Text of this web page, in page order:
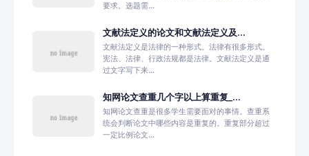
要求。选题需...
文献法定义的论文和文献法定义及...
文献法定义是法律的一种形式。法律有很多形式。
宪法、法律、行政法规都是法律。文献法定义是通
过文字写下来...
知网论文查重几个字以上算重复_...
知网论文查重是很多学生需要面对的事情。查重系
统会判断论文中哪些内容是重复的。重复部分超过
一定比例论文...